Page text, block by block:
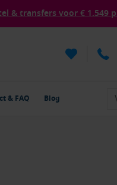
& transfers voor € 1.549
& FAQ Blog